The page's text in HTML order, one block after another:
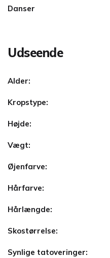
Danser
Udseende
Alder:
Kropstype:
Højde:
Vægt:
Øjenfarve:
Hårfarve:
Hårlængde:
Skostørrelse:
Synlige tatoveringer: